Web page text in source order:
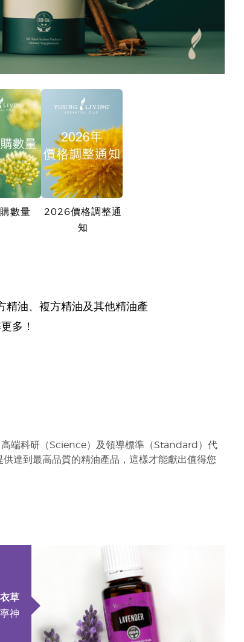
數量
2026價格調整通
知
精油、複方精油及其他精油產
多！
端科研（Science）及領導標準（Standard）代
達到最高品質的精油產品，這樣才能獻出值得您
草
神